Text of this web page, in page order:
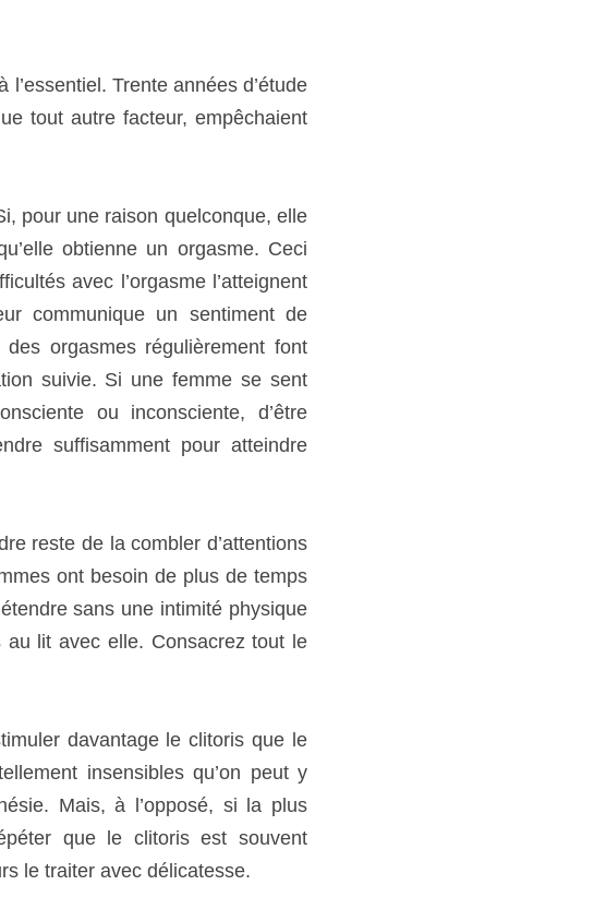
facteur, empêchaient une femme
une raison quelconque, elle se sent
Ceci explique le fait que la
C’est également dû au fait que les
ou leur ami dans le cadre d’une
éprouve la crainte, consciente ou
pas se détendre suffisamment pour
reste de la combler d’attentions et
de plus de temps pour avoir un
physique prolongée. Si une femme
le clitoris que le vagin. En
qu’on peut y pratiquer des
la plus grande surface du vagin est
l’orgasme par une stimulation
du clitoris avec vos doigts et votre
laquelle la femme est au-dessus,